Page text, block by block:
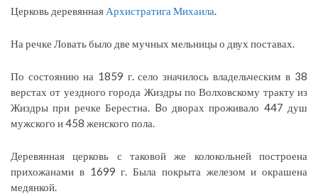
Церковь деревянная Архистратига Михаила
На речке Ловать было две мучных мельницы о двух поставах.
По состоянию на 1859 г. село значилось владельческим в 38
верстах от уездного города Жиздры по Волховскому тракту из
Жиздры при речке Берестна. Bо дворах проживало 447 душ
мужского и 458 женского пола.
Деревянная церковь с таковой же колокольней построена
прихожанами в 1699 г. Была покрыта железом и окрашена
медянкой.